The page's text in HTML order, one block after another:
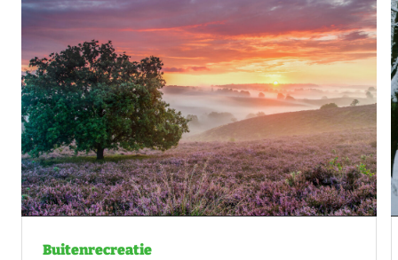
Buitenrecreatie